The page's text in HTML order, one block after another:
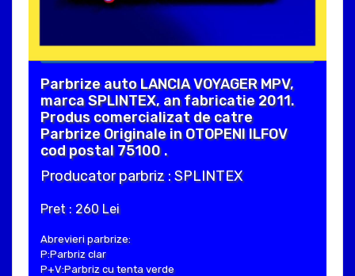
Parbrize auto LANCIA VOYAGER MPV,
marca SPLINTEX, an fabricatie 2011.
Produs comercializat de catre
Parbrize Originale in OTOPENI ILFOV
cod postal 75100 .
Producator parbriz : SPLINTEX
Pret : 260 Lei
Abrevieri parbrize:
P:Parbriz clar
P+V:Parbriz cu tenta verde